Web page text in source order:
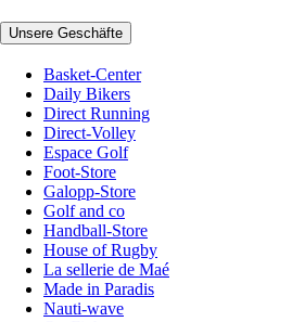
Unsere Geschäfte
Basket-Center
Daily Bikers
Direct Running
Direct-Volley
Espace Golf
Foot-Store
Galopp-Store
Golf and co
Handball-Store
House of Rugby
La sellerie de Maé
Made in Paradis
Nauti-wave